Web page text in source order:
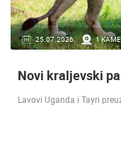
16.07.2018. 9
Doček Vatrenih u
srebra [ ZADAR -